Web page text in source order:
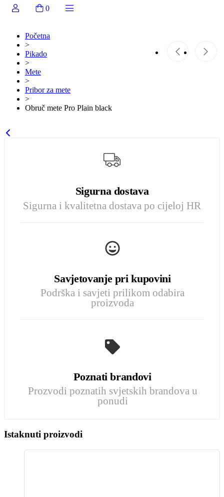
0
Početna
>
Pikado
>
Mete
>
Pribor za mete
>
Obruč mete Pro Plain black
Sigurna dostava
Sigurna i kvalitetna dostava po cijeloj HR
Savjetovanje pri kupovini
Podrška i savjeti prilikom odabira
proizvoda
Poznati brandovi
Prozvodi poznatih svjetskih brandova u
ponudi
Istaknuti proizvodi